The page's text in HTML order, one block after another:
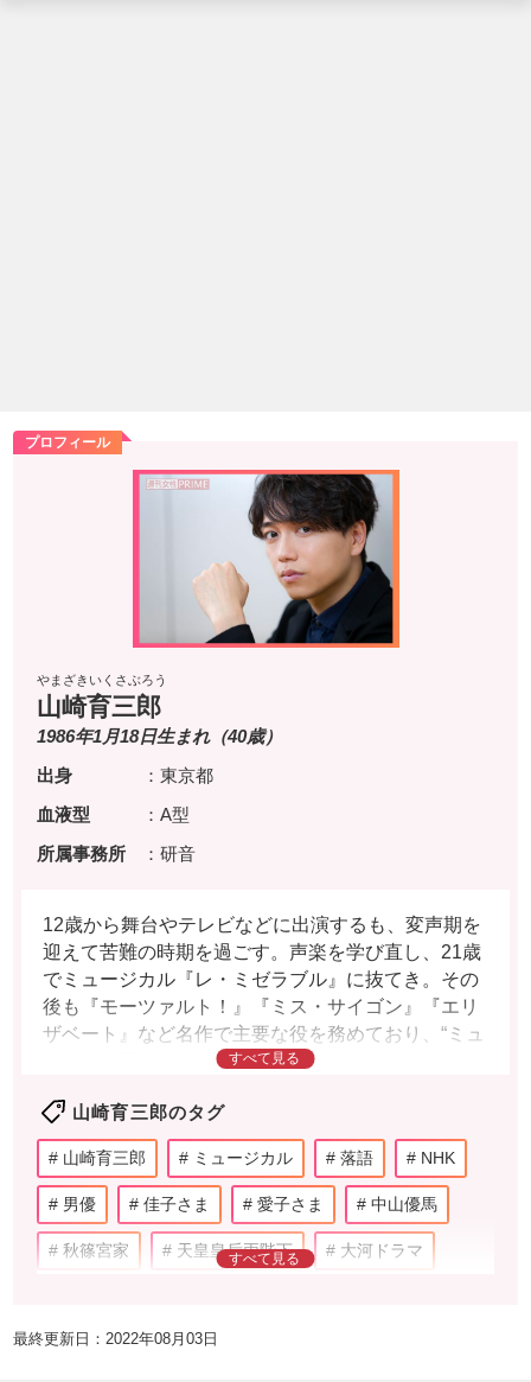
プロフィール
やまざきいくさぶろう
山崎育三郎
1986年1月18日生まれ（40歳）
出身
：東京都
血液型
：A型
所属事務所
：研音
12歳から舞台やテレビなどに出演するも、変声期を
迎えて苦難の時期を過ごす。声楽を学び直し、21歳
でミュージカル『レ・ミゼラブル』に抜てき。その
後も『モーツァルト！』『ミス・サイゴン』『エリ
ザベート』など名作で主要な役を務めており、“ミュ
ージカル界のプリンス”の異名で呼ばれる活躍ぶりを
に取り組んでおり、特に『下町ロケット』（'15年）
でお茶の間での知名度も急上昇した。プライベート
では'15年に元モーニング娘。の安倍なつみと結婚。
山崎育三郎のタグ
山崎育三郎 ミュージカル 落語 NHK
男優 佳子さま 愛子さま 中山優馬
秋篠宮家 天皇皇后両陛下 大河ドラマ
SixTONES Snow Man
最終更新日：2022年08月03日